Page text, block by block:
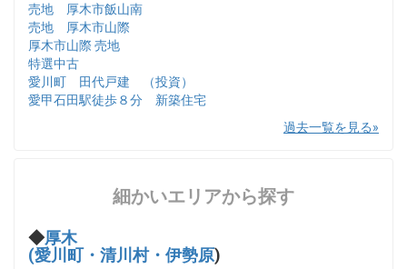
売地 厚木市飯山南
売地 厚木市山際
厚木市山際 売地
特選中古
愛川町 田代戸建 （投資）
愛甲石田駅徒歩８分 新築住宅
過去一覧を見る
細かいエリアから探す
◆厚木
(愛川町・清川村・伊勢原)